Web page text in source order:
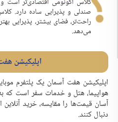
صندلی و پذیرایی ساده دارد.
راحت‌تر، فضای بیشتر، پذیرایی
می‌دهد.
اپلیکیشن
اپلیکیشن هفت آسمان یک پلتفرم
هواپیما، هتل و خدمات سفر است که
آسان قیمت‌ها را مقایسه، خرید
دنبال کنند.